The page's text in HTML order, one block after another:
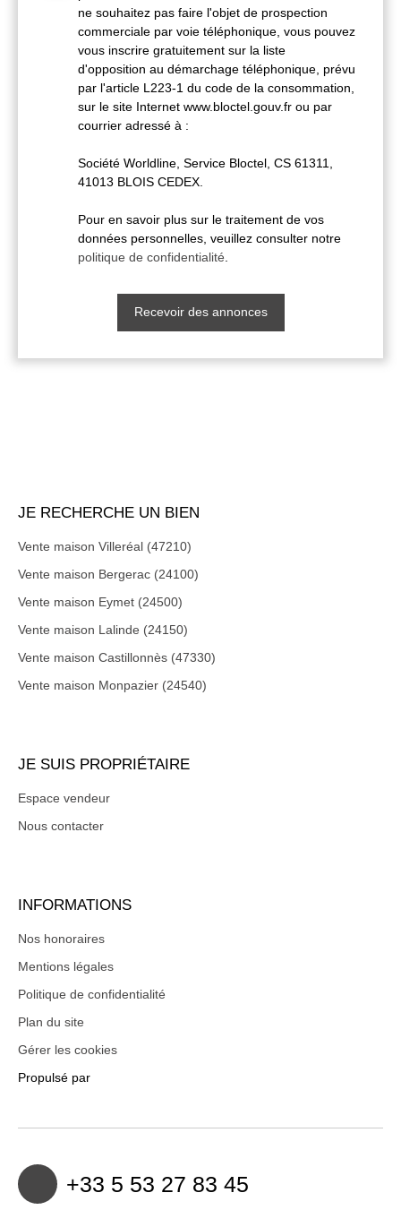
ne souhaitez pas faire l'objet de prospection
commerciale par voie téléphonique, vous pouvez
vous inscrire gratuitement sur la liste
d'opposition au démarchage téléphonique, prévu
par l'article L223-1 du code de la consommation,
sur le site Internet www.bloctel.gouv.fr ou par
courrier adressé à :
Société Worldline, Service Bloctel, CS 61311,
41013 BLOIS CEDEX.
Pour en savoir plus sur le traitement de vos
données personnelles, veuillez consulter notre
politique de confidentialité
Recevoir des annonces
JE RECHERCHE UN BIEN
Vente maison Villeréal (47210)
Vente maison Bergerac (24100)
Vente maison Eymet (24500)
Vente maison Lalinde (24150)
Vente maison Castillonnès (47330)
Vente maison Monpazier (24540)
JE SUIS PROPRIÉTAIRE
Espace vendeur
Nous contacter
INFORMATIONS
Nos honoraires
Mentions légales
Politique de confidentialité
Plan du site
Gérer les cookies
Propulsé par
+33 5 53 27 83 45